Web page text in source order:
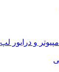
و درایور